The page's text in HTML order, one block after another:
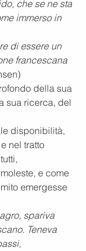
che se ne sta
immerso in
di essere un
francescana
della sua
sua ricerca, del
disponibilità,
nel tratto
e come
emergesse
spariva
Teneva